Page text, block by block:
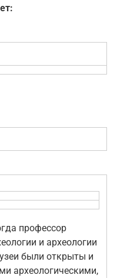
профессор
и археологии
были открыты и
археологическими,